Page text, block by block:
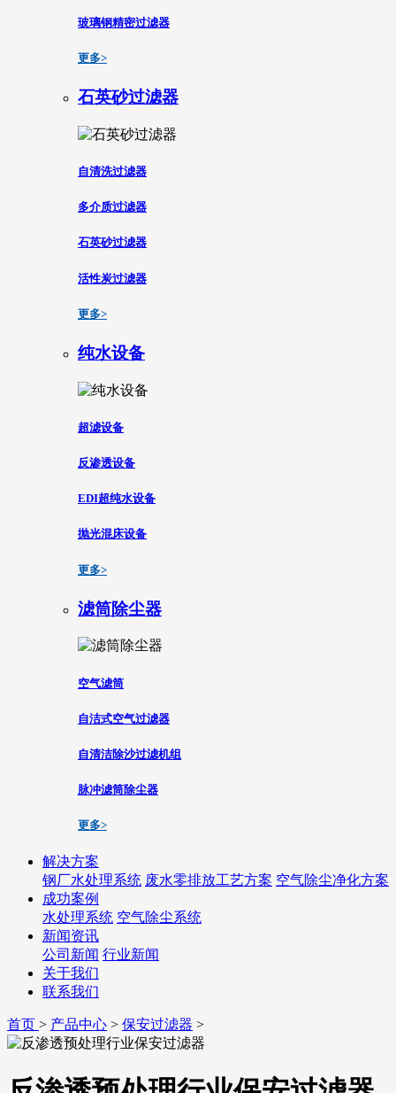
玻璃钢精密过滤器
更多>
石英砂过滤器
自清洗过滤器
多介质过滤器
石英砂过滤器
活性炭过滤器
更多>
纯水设备
超滤设备
反渗透设备
EDI超纯水设备
抛光混床设备
更多>
滤筒除尘器
空气滤筒
自洁式空气过滤器
自清洁除沙过滤机组
脉冲滤筒除尘器
更多>
解决方案
钢厂水处理系统 废水零排放工艺方案 空气除尘净化方案
成功案例
水处理系统 空气除尘系统
新闻资讯
公司新闻 行业新闻
关于我们
联系我们
首页 > 产品中心 > 保安过滤器 >